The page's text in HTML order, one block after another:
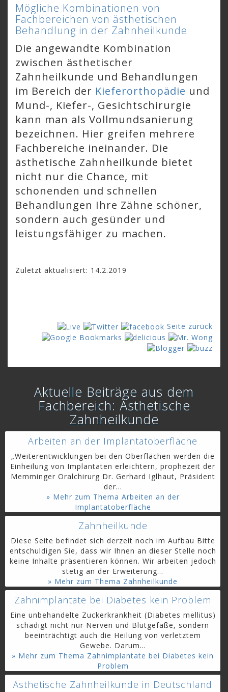
Mögliche Kombinationen von
Fachbereichen von ästhetischen
Behandlung in der Zahnheilkunde
Die angewandte Kombination
zwischen ästhetischer
Zahnheilkunde und Behandlungen
im Bereich der Kieferorthopädie und
Mund-, Kiefer-, Gesichtschirurgie
kann man als Vollmundsanierung
bezeichnen. Hier greifen mehrere
Fachbereiche ineinander. Die
ästhetische Zahnheilkunde bietet
nicht nur die Chance, mit
schonenden und schnellen
Behandlungen Ihre Zähne schöner,
sondern auch gesünder und
leistungsfähiger zu machen.
Zuletzt aktualisiert: 14.2.2019
Seite zurück
Aktuelle Beiträge aus dem
Fachbereich: Ästhetische
Zahnheilkunde
Arbeiten an der Implantatoberfläche
„Weiterentwicklungen bei den Oberflächen werden die
Einheilung von Implantaten erleichtern, prophezeit der
Memminger Oralchirurg Dr. Gerhard Iglhaut, Präsident
der...
» Mehr zum Thema Arbeiten an der
Implantatoberfläche
Zahnheilkunde
Diese Seite befindet sich derzeit noch im Aufbau Bitte
entschuldigen Sie, dass wir Ihnen an dieser Stelle noch
keine Inhalte präsentieren können. Wir arbeiten jedoch
stetig an der Erweiterung...
» Mehr zum Thema Zahnheilkunde
Zahnimplantate bei Diabetes kein Problem
Eine unbehandelte Zuckerkrankheit (Diabetes mellitus)
schädigt nicht nur Nerven und Blutgefäße, sondern
beeinträchtigt auch die Heilung von verletztem
Gewebe. Darum...
» Mehr zum Thema Zahnimplantate bei Diabetes kein
Problem
Ästhetische Zahnheilkunde in Deutschland